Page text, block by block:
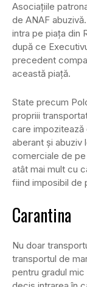
Asociațiile
de ANAF
intra pe piața din
după ce
precedent
această piață.
State precum
propriii
care impozitează
aberant și abuziv
comerciale de
atât mai mult cu
fiind imposibil de
Carantina
Nu doar
transportul de
pentru gradul